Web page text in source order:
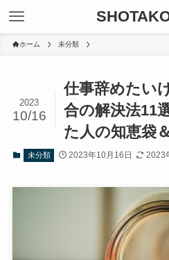
ホーム 未分類
仕事辞めたい
合の解決法11
た人の知恵袋
2023
10/16
未分類 2023年10月16日 2023